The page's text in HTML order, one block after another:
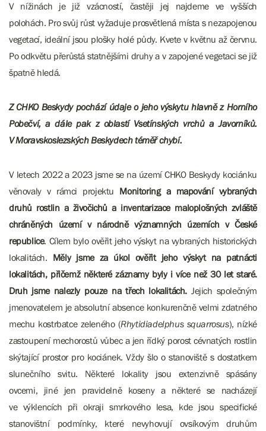
V nížinách je již vzácností, častěji jej najdeme ve vyšších
polohách. Pro svůj růst vyžaduje prosvětlená místa s nezapojenou
vegetací, ideální jsou plošky holé půdy. Kvete v květnu až červnu.
Po odkvětu přerůstá statnějšími druhy a v zapojené vegetaci se již
špatně hledá.
Z CHKO Beskydy pochází údaje o jeho výskytu hlavně z Horního
Pobečví, a dále pak z oblastí Vsetínských vrchů a Javorníků.
V Moravskoslezských Beskydech téměř chybí.
V letech 2022 a 2023 jsme se na území CHKO Beskydy kociánku
věnovaly v rámci projektu Monitoring a mapování vybraných
druhů rostlin a živočichů a inventarizace maloplošných zvláště
chráněných území v národně významných územích v České
republice. Cílem bylo ověřit jeho výskyt na vybraných historických
lokalitách. Měly jsme za úkol ověřit jeho výskyt na patnácti
lokalitách, přičemž některé záznamy byly i více než 30 let staré.
Druh jsme nalezly pouze na třech lokalitách.Jejich společným
jmenovatelem je absolutní absence konkurenčně velmi zdatného
mechu kostrbatce zeleného (Rhytidiadelphus squarrosus), nízké
zastoupení mechorostů vůbec a jen řídký porost cévnatých rostlin
skýtající prostor pro kociánek. Vždy šlo o stanoviště s dostatkem
slunečního svitu. Některé lokality jsou extenzivně spásány
ovcemi, jiné jen pravidelně koseny a některé se nacházejí
ve výklencích při okraji smrkového lesa, kde jsou specifické
stanovištní podmínky, které nevyhovují ovsíkovým druhům